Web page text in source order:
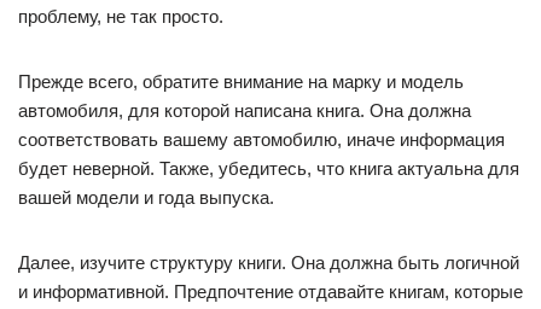
проблему, не так просто.
Прежде всего, обратите внимание на марку и модель
автомобиля, для которой написана книга. Она должна
соответствовать вашему автомобилю, иначе информация
будет неверной. Также, убедитесь, что книга актуальна для
вашей модели и года выпуска.
Далее, изучите структуру книги. Она должна быть логичной
и информативной. Предпочтение отдавайте книгам, которые